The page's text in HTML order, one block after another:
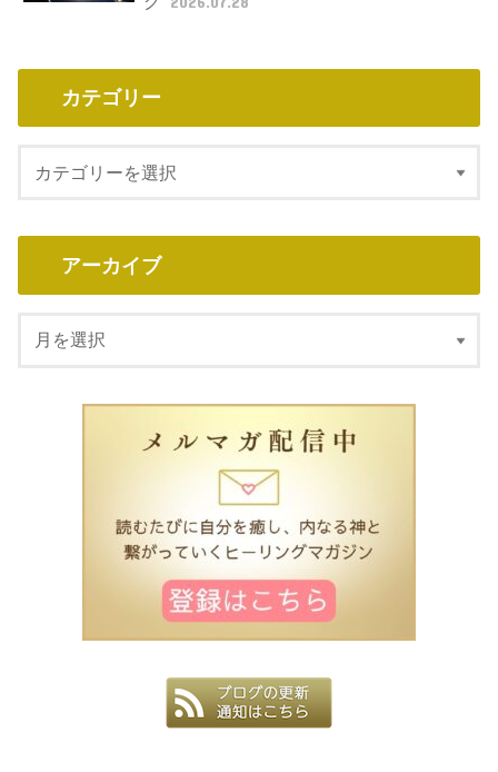
カテゴリー
アーカイブ